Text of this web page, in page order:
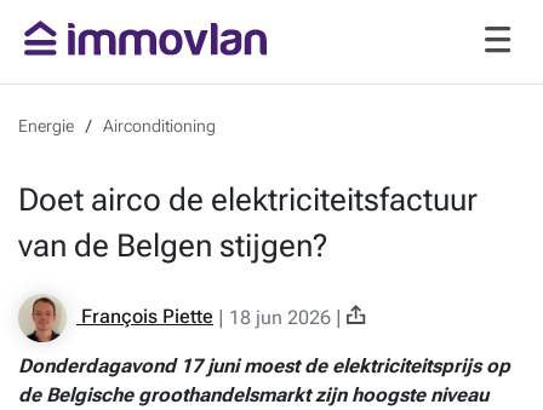
Energie Airconditioning
Doet airco de elektriciteitsfactuur
van de Belgen stijgen?
François Piette | 18 jun 2026 |
Donderdagavond 17 juni moest de elektriciteitsprijs op
de Belgische groothandelsmarkt zijn hoogste niveau